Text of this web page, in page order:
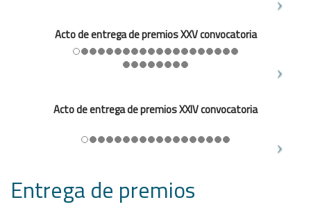
Acto de entrega de premios XXV convocatoria
Acto de entrega de premios XXIV convocatoria
Entrega de premios